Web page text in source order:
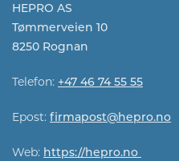
HEPRO AS
Tømmerveien 10
8250 Rognan
Telefon: +47 46 74 55 55
Epost: firmapost@hepro.no​​
Web: https://hepro.no